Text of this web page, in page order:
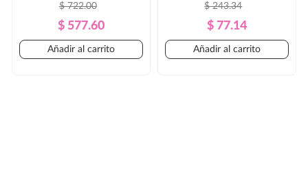
Precio
Regular
$ 722.00
Precio
$ 577.60
Añadir al carrito
Precio
Regular
$ 243.34
Precio
$ 77.14
Añadir al carrito